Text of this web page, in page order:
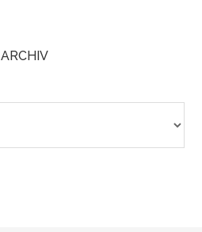
ARCHIV